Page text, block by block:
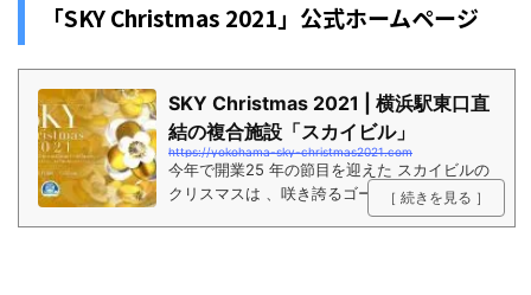
「SKY Christmas 2021」公式ホームページ
SKY Christmas 2021 | 横浜駅東口直
結の複合施設「スカイビル」
https://yokohama-sky-christmas2021.com
今年で開業25 年の節目を迎えた スカイビルの
クリスマスは 、咲き誇るゴールドの花々をキ
ーモチーフに、高さ約 5mのクリスマスツリー
［ 続きを見る ］